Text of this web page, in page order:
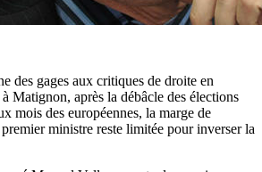
des gages aux critiques de droite en
Matignon, après la débâcle des élections
mois des européennes, la marge de
ministre reste limitée pour inverser la